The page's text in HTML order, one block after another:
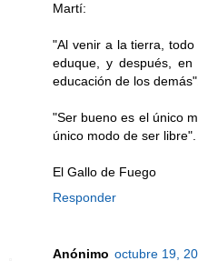
Martí:
"Al venir a la tierra,
eduque, y después,
educación de los demás".
"Ser bueno es el único
único modo de ser libre".
El Gallo de Fuego
Responder
Anónimo octubre 19,